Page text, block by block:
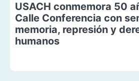
USACH conmemora 50
Calle Conferencia con
memoria, represión y
humanos